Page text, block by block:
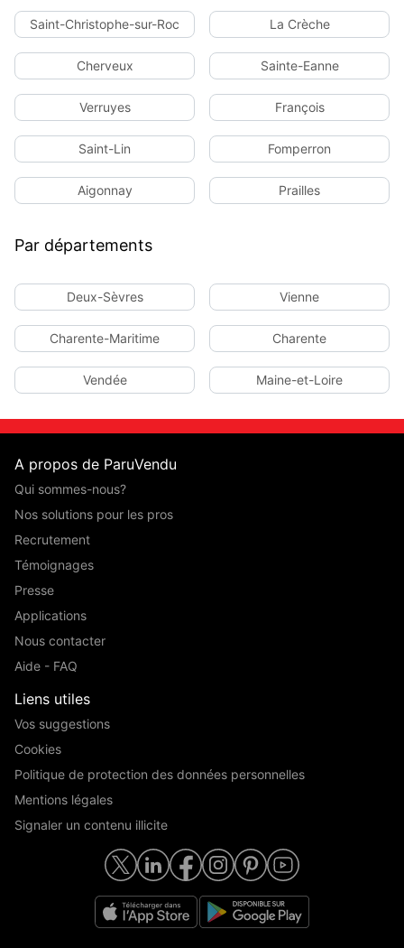
Saint-Christophe-sur-Roc La Crèche
Cherveux Sainte-Eanne
Verruyes François
Saint-Lin Fomperron
Aigonnay Prailles
Par départements
Deux-Sèvres Vienne
Charente-Maritime Charente
Vendée Maine-et-Loire
A propos de ParuVendu
Qui sommes-nous?
Nos solutions pour les pros
Recrutement
Témoignages
Presse
Applications
Nous contacter
Aide - FAQ
Liens utiles
Vos suggestions
Cookies
Politique de protection des données personnelles
Mentions légales
Signaler un contenu illicite